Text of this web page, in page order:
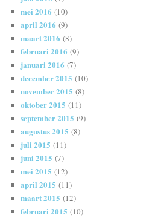
mei 2016 (10)
april 2016 (9)
maart 2016 (8)
februari 2016 (9)
januari 2016 (7)
december 2015 (10)
november 2015 (8)
oktober 2015 (11)
september 2015 (9)
augustus 2015 (8)
juli 2015 (11)
juni 2015 (7)
mei 2015 (12)
april 2015 (11)
maart 2015 (12)
februari 2015 (10)